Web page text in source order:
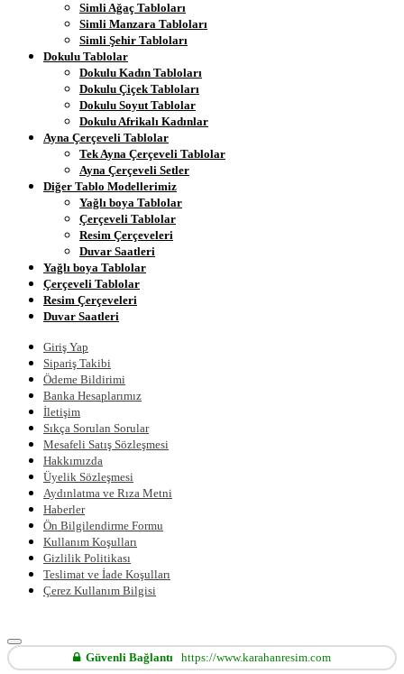
Simli Ağaç Tabloları
Simli Manzara Tabloları
Simli Şehir Tabloları
Dokulu Tablolar
Dokulu Kadın Tabloları
Dokulu Çiçek Tabloları
Dokulu Soyut Tablolar
Dokulu Afrikalı Kadınlar
Ayna Çerçeveli Tablolar
Tek Ayna Çerçeveli Tablolar
Ayna Çerçeveli Setler
Diğer Tablo Modellerimiz
Yağlı boya Tablolar
Çerçeveli Tablolar
Resim Çerçeveleri
Duvar Saatleri
Yağlı boya Tablolar
Çerçeveli Tablolar
Resim Çerçeveleri
Duvar Saatleri
Giriş Yap
Sipariş Takibi
Ödeme Bildirimi
Banka Hesaplarımız
İletişim
Sıkça Sorulan Sorular
Mesafeli Satış Sözleşmesi
Hakkımızda
Üyelik Sözleşmesi
Aydınlatma ve Rıza Metni
Haberler
Ön Bilgilendirme Formu
Kullanım Koşulları
Gizlilik Politikası
Teslimat ve İade Koşulları
Çerez Kullanım Bilgisi
Güvenli Bağlantı https://www.karahanresim.com